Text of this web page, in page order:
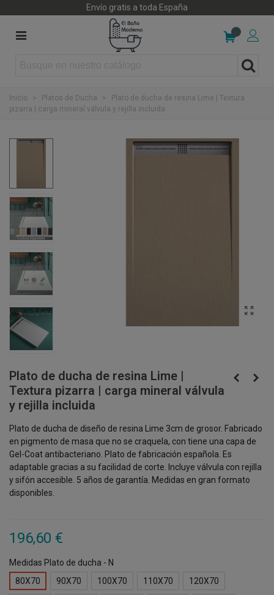
Envío gratis a toda España
0
Inicio > Platos de Ducha >
Plato de ducha de resina Lime | Textura
pizarra | carga mineral válvula y rejilla incluida
Plato de ducha de resina Lime |
Textura pizarra | carga mineral válvula
y rejilla incluida
Plato de ducha de diseño de resina Lime 3cm de grosor. Fabricado
en pigmento de masa que no se craquela, con tiene una capa de
Gel-Coat antibacteriano. Plato de fabricación española. Es
adaptable gracias a su facilidad de corte. Incluye válvula con rejilla
y sifón accesible. 5 años de garantía. Medidas en gran formato
disponibles.
196,60 €
Medidas Plato de ducha - N
80X70
90X70 100X70 110X70 120X70